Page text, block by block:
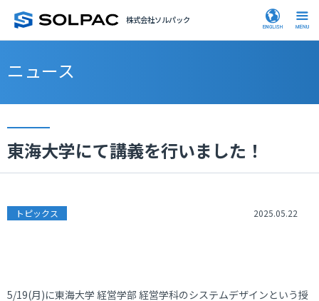
株式会社ソルパック
ニュース
東海大学にて講義を行いました！
トピックス 2025.05.22
5/19(月)に東海大学 経営学部 経営学科のシステムデザインという授